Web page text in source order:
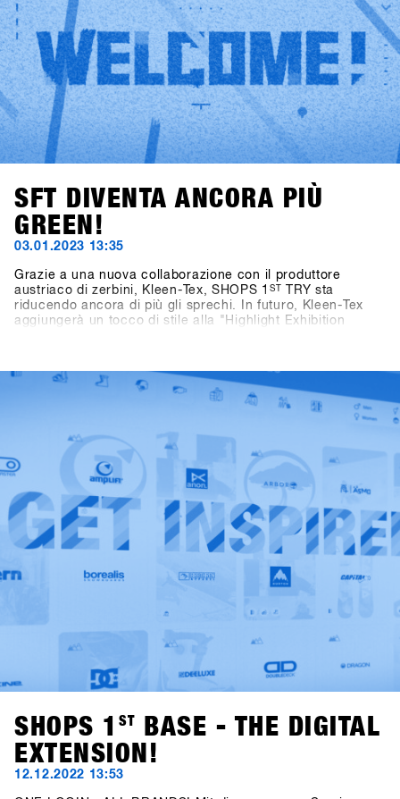
SFT DIVENTA ANCORA PIÙ
GREEN!
03.01.2023 13:35
Grazie a una nuova collaborazione con il produttore
austriaco di zerbini, Kleen-Tex, SHOPS 1 ST
TRY sta
riducendo ancora di più gli sprechi. In futuro, Kleen-Tex
aggiungerà un tocco di stile alla "Highlight Exhibition
ogni anno. Grazie alla ristorazione ecologica, agli stand
espositivi riutilizzabili, al sistema di raccolta differenziata
perfettamente funzionante e al "sistema di lavaggio dei
SHOPS 1ST TRY soddisfa già le linee guida per il certificato
austriaco "Green Meeting". La collaborazione con Kleen-
Tex rende poi l'evento una delle fiere più rispettose
dell'ambiente nel settore degli articoli sportivi.
SHOPS 1 ST
BASE - THE DIGITAL
EXTENSION!
12.12.2022 13:53